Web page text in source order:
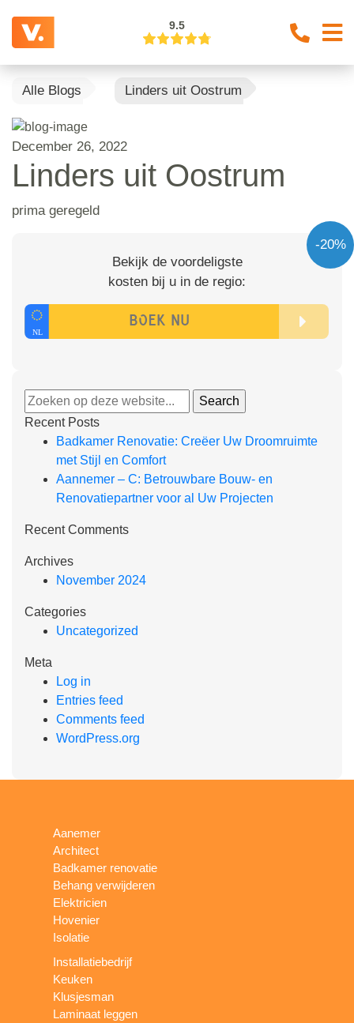
9.5
Alle Blogs Linders uit Oostrum
December 26, 2022
Linders uit Oostrum
prima geregeld
-20%
Bekijk de voordeligste
kosten bij u in de regio:
Recent Posts
Badkamer Renovatie: Creëer Uw Droomruimte
met Stijl en Comfort
Aannemer – C: Betrouwbare Bouw- en
Renovatiepartner voor al Uw Projecten
Recent Comments
Archives
November 2024
Categories
Uncategorized
Meta
Log in
Entries feed
Comments feed
WordPress.org
Aanemer
Architect
Badkamer renovatie
Behang verwijderen
Elektricien
Hovenier
Isolatie
Installatiebedrijf
Keuken
Klusjesman
Laminaat leggen